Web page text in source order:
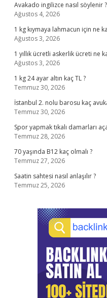
Avakado ingilizce nasıl söylenir ?
Ağustos 4, 2026
1 kg kıymaya lahmacun için ne
Ağustos 3, 2026
1 yıllık ücretli askerlik ücreti ne
Ağustos 3, 2026
1 kg 24 ayar altın kaç TL ?
Temmuz 30, 2026
İstanbul 2. nolu barosu kaç
Temmuz 30, 2026
Spor yapmak tıkalı damarları
Temmuz 28, 2026
70 yaşında B12 kaç olmalı ?
Temmuz 27, 2026
Saatin sahtesi nasıl anlaşılır ?
Temmuz 25, 2026